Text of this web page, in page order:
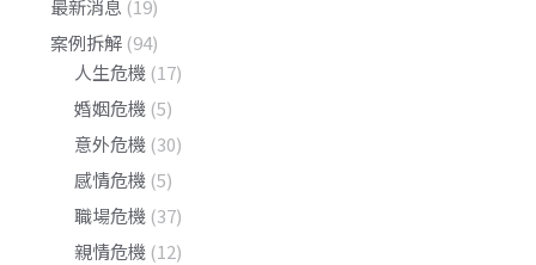
最新消息 (19)
案例拆解 (94)
人生危機 (17)
婚姻危機 (5)
意外危機 (30)
感情危機 (5)
職場危機 (37)
親情危機 (12)